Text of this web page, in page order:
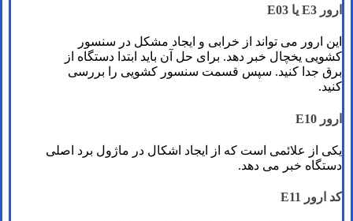
ارور E3 یا E03
این ارور می تواند از خرابی و ایجاد مشکل در سنسور
کشویی یخچال خبر دهد. برای حل آن باید ابتدا دستگاه از
برق جدا کنید. سپس قسمت سنسور کشویی را بررسی
کنید.
ارور E10
یکی از علائمی است که از ایجاد اشکال در ماژول برد اصلی
دستگاه خبر می دهد.
کد ارور E11